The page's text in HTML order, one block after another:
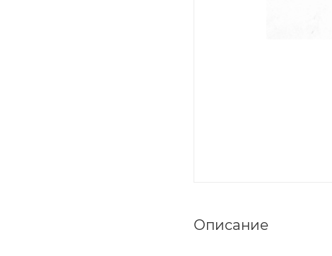
Описание